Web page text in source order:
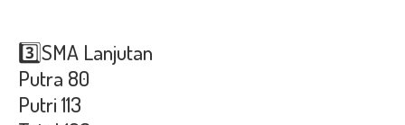
3️⃣SMA Lanjutan
Putra 80
Putri 113